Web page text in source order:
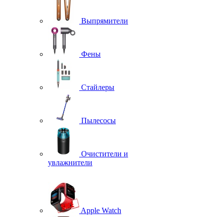
Выпрямители
Фены
Стайлеры
Пылесосы
Очистители и
увлажнители
Apple Watch